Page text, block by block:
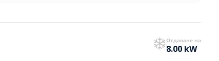
Отдаване на
8.00 kW